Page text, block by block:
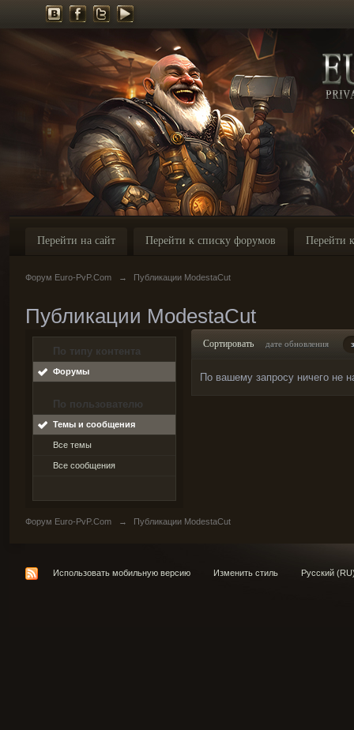
Перейти на сайт Перейти к списку форумов Перейти
Форум Euro-PvP.Com → Публикации ModestaCut
Публикации ModestaCut
По типу контента
Форумы
По пользователю
Темы и сообщения
Все темы
Все сообщения
Сортировать дате обновления
По вашему запросу ничего не
Форум Euro-PvP.Com → Публикации ModestaCut
Использовать мобильную версию Изменить стиль Русский